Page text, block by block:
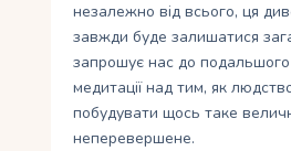
незалежно від всього, ця
завжди буде залишатися
запрошує нас до
медитації над тим, як
побудувати щось таке
неперевершене.